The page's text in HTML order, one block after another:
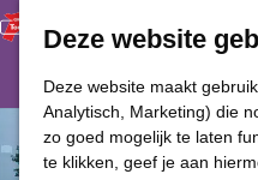
Deze website
Deze website maakt
Analytisch, Marketing) die
zo goed mogelijk te laten
te klikken, geef je aan
n